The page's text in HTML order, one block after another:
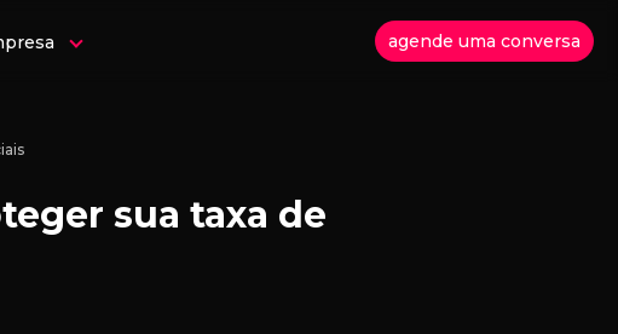
agende uma conversa
sua taxa de